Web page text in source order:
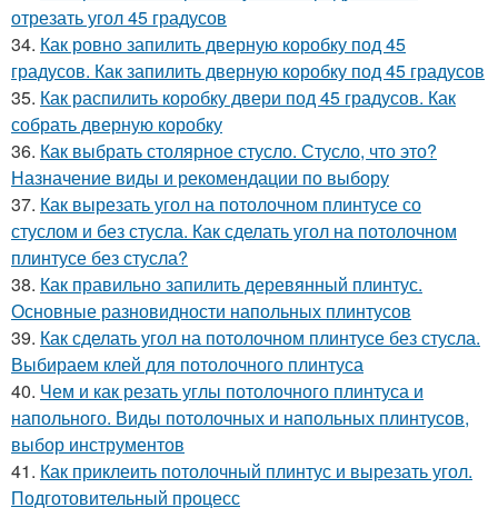
отрезать угол 45 градусов
34. Как ровно запилить дверную коробку под 45
градусов. Как запилить дверную коробку под 45 градусов
35. Как распилить коробку двери под 45 градусов. Как
собрать дверную коробку
36. Как выбрать столярное стусло. Стусло, что это?
Назначение виды и рекомендации по выбору
37. Как вырезать угол на потолочном плинтусе со
стуслом и без стусла. Как сделать угол на потолочном
плинтусе без стусла?
38. Как правильно запилить деревянный плинтус.
Основные разновидности напольных плинтусов
39. Как сделать угол на потолочном плинтусе без стусла.
Выбираем клей для потолочного плинтуса
40. Чем и как резать углы потолочного плинтуса и
напольного. Виды потолочных и напольных плинтусов,
выбор инструментов
41. Как приклеить потолочный плинтус и вырезать угол.
Подготовительный процесс